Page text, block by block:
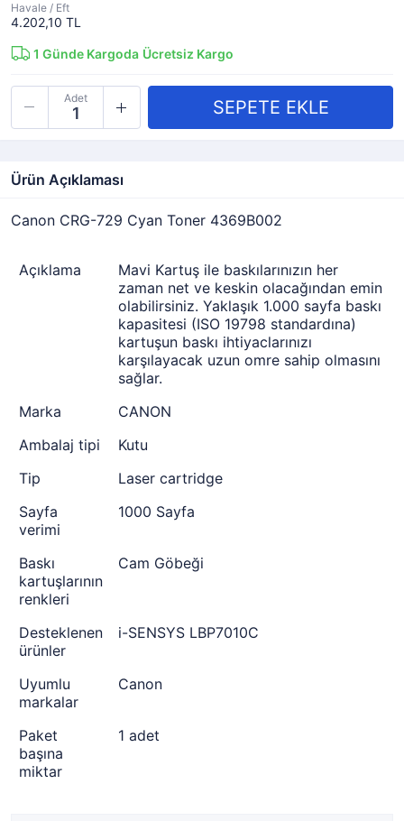
Havale / Eft
4.202,10 TL
1 Günde Kargoda Ücretsiz Kargo
Adet
Ürün Açıklaması
Canon CRG-729 Cyan Toner 4369B002
Açıklama
Mavi Kartuş ile baskılarınızın her
zaman net ve keskin olacağından emin
olabilirsiniz. Yaklaşık 1.000 sayfa baskı
kapasitesi (ISO 19798 standardına)
kartuşun baskı ihtiyaclarınızı
karşılayacak uzun omre sahip olmasını
sağlar.
Marka
CANON
Ambalaj tipi
Kutu
Tip
Laser cartridge
Sayfa
verimi
1000 Sayfa
Baskı
kartuşlarının
renkleri
Cam Göbeği
Desteklenen
ürünler
i-SENSYS LBP7010C
Uyumlu
markalar
Canon
Paket
başına
miktar
1 adet